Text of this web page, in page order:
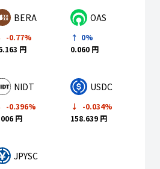
BERA
-0.77%
円
OAS
0%
0.060 円
NIDT
-0.396%
円
USDC
-0.034%
158.639 円
JPYSC